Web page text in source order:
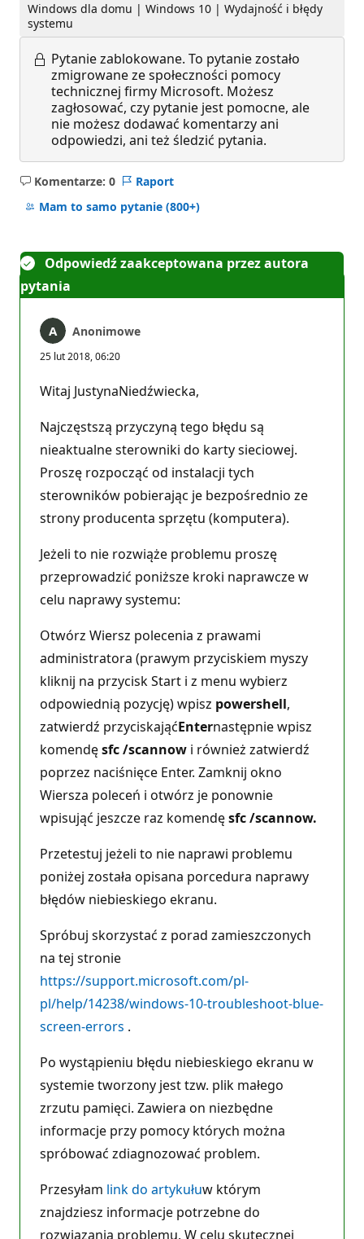
Windows dla domu | Windows 10 | Wydajność i błędy
systemu
Pytanie zablokowane. To pytanie zostało
zmigrowane ze społeczności pomocy
technicznej firmy Microsoft. Możesz
zagłosować, czy pytanie jest pomocne, ale
nie możesz dodawać komentarzy ani
odpowiedzi, ani też śledzić pytania.
Komentarze: 0
Brak
komentarzy
Raport
Mam to samo pytanie (800+)
Odpowiedź zaakceptowana przez autora
pytania
Anonimowe
25 lut 2018, 06:20
Witaj JustynaNiedźwiecka,
Najczęstszą przyczyną tego błędu są
nieaktualne sterowniki do karty sieciowej.
Proszę rozpocząć od instalacji tych
sterowników pobierając je bezpośrednio ze
strony producenta sprzętu (komputera).
Jeżeli to nie rozwiąże problemu proszę
przeprowadzić poniższe kroki naprawcze w
celu naprawy systemu:
Otwórz Wiersz polecenia z prawami
administratora (prawym przyciskiem myszy
kliknij na przycisk Start i z menu wybierz
odpowiednią pozycję) wpisz powershell,
zatwierdź przyciskająćEnternastępnie wpisz
komendęsfc /scannow i również zatwierdź
poprzez naciśnięce Enter. Zamknij okno
Wiersza poleceń i otwórz je ponownie
wpisująć jeszcze raz komendęsfc /scannow.
Przetestuj jeżeli to nie naprawi problemu
poniżej została opisana porcedura naprawy
błędów niebieskiego ekranu.
Spróbuj skorzystać z porad zamieszczonych
na tej stronie
https://support.microsoft.com/pl-
pl/help/14238/windows-10-troubleshoot-blue-
screen-errors .
Po wystąpieniu błędu niebieskiego ekranu w
systemie tworzony jest tzw. plik małego
zrzutu pamięci. Zawiera on niezbędne
informacje przy pomocy których można
spróbować zdiagnozować problem.
Przesyłam link do artykułuw którym
znajdziesz informacje potrzebne do
rozwiązania problemu. W celu skutecznej